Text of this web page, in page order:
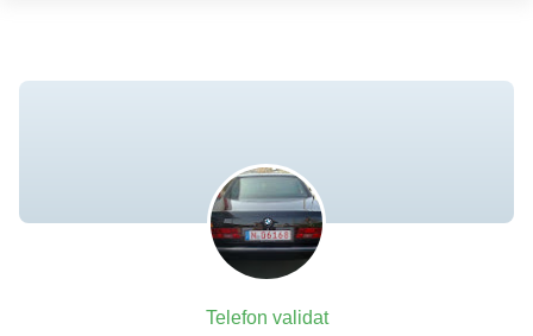
Telefon validat